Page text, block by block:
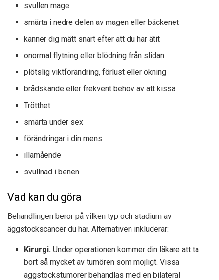
svullen mage
smärta i nedre delen av magen eller bäckenet
känner dig mätt snart efter att du har ätit
onormal flytning eller blödning från slidan
plötslig viktförändring, förlust eller ökning
brådskande eller frekvent behov av att kissa
Trötthet
smärta under sex
förändringar i din mens
illamående
svullnad i benen
Vad kan du göra
Behandlingen beror på vilken typ och stadium av
äggstockscancer du har. Alternativen inkluderar:
Kirurgi. Under operationen kommer din läkare att ta
bort så mycket av tumören som möjligt. Vissa
äggstockstumörer behandlas med en bilateral